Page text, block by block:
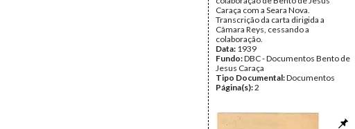
Caraça com a Seara Nova.
Transcrição da carta dirigida a
Câmara Reys, cessando a
colaboração.
Data: 1939
Fundo:DBC - Documentos Bento de
Jesus Caraça
Tipo Documental:Documentos
Página(s):2